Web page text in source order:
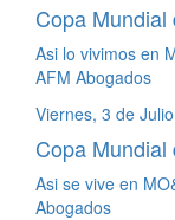
Copa
Asi lo vivimos en
AFM Abogados
Viernes, 3 de
Copa
Asi se vive en
Abogados